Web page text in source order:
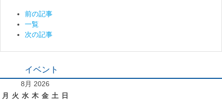
前の記事
一覧
次の記事
イベント
8月 2026
月 火 水 木 金 土 日